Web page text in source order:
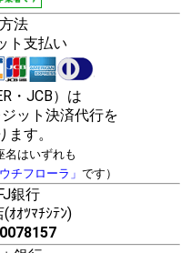
法
ト支払い
・JCB）は
ット決済代行を
す。
名はいずれも
チフローラ」 です）
銀行
ｵﾂﾏﾁｼﾃﾝ)